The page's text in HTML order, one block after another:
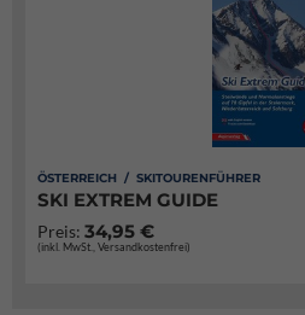
ÖSTERREICH / SKITOURENFÜHRER
SKI EXTREM GUIDE
Preis: 34,95 €
(inkl. MwSt., Versandkostenfrei)